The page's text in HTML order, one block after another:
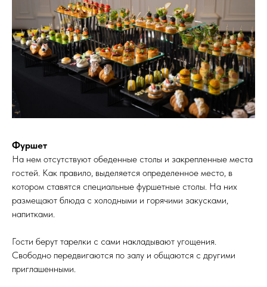
Фуршет
На нем отсутствуют обеденные столы и закрепленные места
гостей. Как правило, выделяется определенное место, в
котором ставятся специальные фуршетные столы. На них
размещают блюда с холодными и горячими закусками,
напитками.
Гости берут тарелки с сами накладывают угощения.
Свободно передвигаются по залу и общаются с другими
приглашенными.